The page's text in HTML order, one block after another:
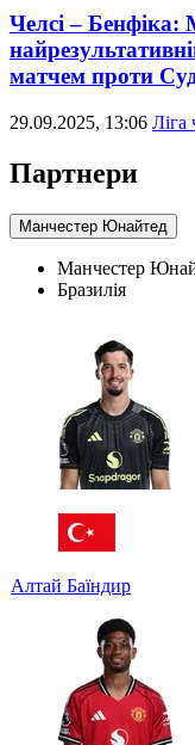
Челсі – Бенфіка:
матчем проти
29.09.2025, 13:06 Ліга
Партнери
Манчестер Юнайтед
Манчестер
Бразилія
Алтай Баїндир